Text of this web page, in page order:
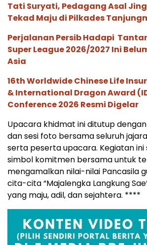
Tati Suryati, Pedagang Asal
Tekad Maju di Pilkades
Perjalanan Persib Hadapi
Super League 2026/2027 Ini
Asia
16th Worldwide Chinese Life
& International Dragon Award
Conference 2026 Resmi Digelar
Upacara khidmat ini ditutup
dan sesi foto bersama seluruh
serta peserta upacara. Kegiatan ini
simbol komitmen bersama untuk
mengamalkan nilai-nilai Pancasila
cita-cita “Majalengka Langkung
yang maju, adil, dan sejahtera. ****